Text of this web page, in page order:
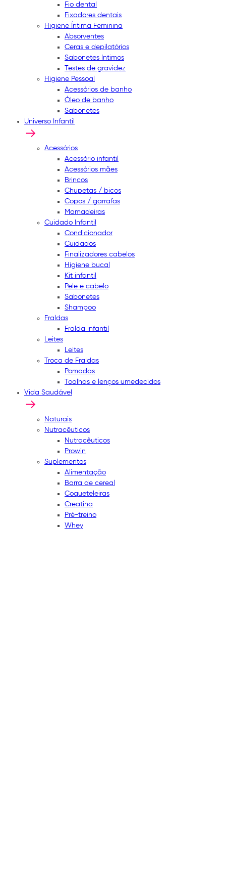
Fio dental
Fixadores dentais
Higiene Íntima Feminina
Absorventes
Ceras e depilatórios
Sabonetes íntimos
Testes de gravidez
Higiene Pessoal
Acessórios de banho
Óleo de banho
Sabonetes
Universo Infantil
Acessórios
Acessório infantil
Acessórios mães
Brincos
Chupetas / bicos
Copos / garrafas
Mamadeiras
Cuidado Infantil
Condicionador
Cuidados
Finalizadores cabelos
Higiene bucal
Kit infantil
Pele e cabelo
Sabonetes
Shampoo
Fraldas
Fralda infantil
Leites
Leites
Troca de Fraldas
Pomadas
Toalhas e lenços umedecidos
Vida Saudável
Naturais
Nutracêuticos
Nutracêuticos
Prowin
Suplementos
Alimentação
Barra de cereal
Coqueteleiras
Creatina
Pré-treino
Whey